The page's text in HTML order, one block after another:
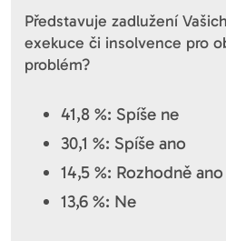
Představuje zadlužení
exekuce či insolvence pro
problém?
41,8 %: Spíše ne
30,1 %: Spíše ano
14,5 %: Rozhodně ano
13,6 %: Ne